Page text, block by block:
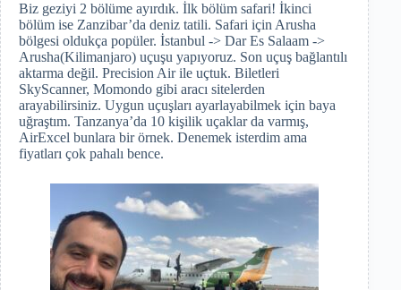
Biz geziyi 2 bölüme ayırdık. İlk bölüm safari! İkinci
bölüm ise Zanzibar’da deniz tatili. Safari için Arusha
bölgesi oldukça popüler. İstanbul -> Dar Es Salaam ->
Arusha(Kilimanjaro) uçuşu yapıyoruz. Son uçuş bağlantılı
aktarma değil. Precision Air ile uçtuk. Biletleri
SkyScanner, Momondo gibi aracı sitelerden
arayabilirsiniz. Uygun uçuşları ayarlayabilmek için baya
uğraştım. Tanzanya’da 10 kişilik uçaklar da varmış,
AirExcel bunlara bir örnek. Denemek isterdim ama
fiyatları çok pahalı bence.